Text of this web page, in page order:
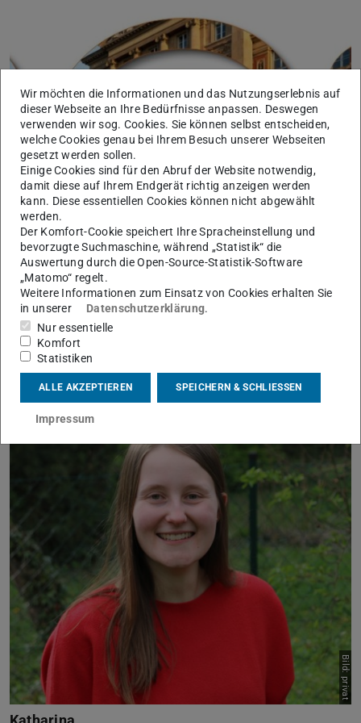
Jonas
Bild: privat
Wir möchten die Informationen und das Nutzungserlebnis auf
dieser Webseite an Ihre Bedürfnisse anpassen. Deswegen
verwenden wir sog. Cookies. Sie können selbst entscheiden,
welche Cookies genau bei Ihrem Besuch unserer Webseiten
gesetzt werden sollen.
Einige Cookies sind für den Abruf der Website notwendig,
damit diese auf Ihrem Endgerät richtig anzeigen werden
kann. Diese essentiellen Cookies können nicht abgewählt
werden.
Der Komfort-Cookie speichert Ihre Spracheinstellung und
bevorzugte Suchmaschine, während „Statistik“ die
Auswertung durch die Open-Source-Statistik-Software
„Matomo“ regelt.
Weitere Informationen zum Einsatz von Cookies erhalten Sie
in unserer
Datenschutzerklärung.
Nur essentielle
Komfort
Statistiken
ALLE AKZEPTIEREN SPEICHERN & SCHLIESSEN
Impressum